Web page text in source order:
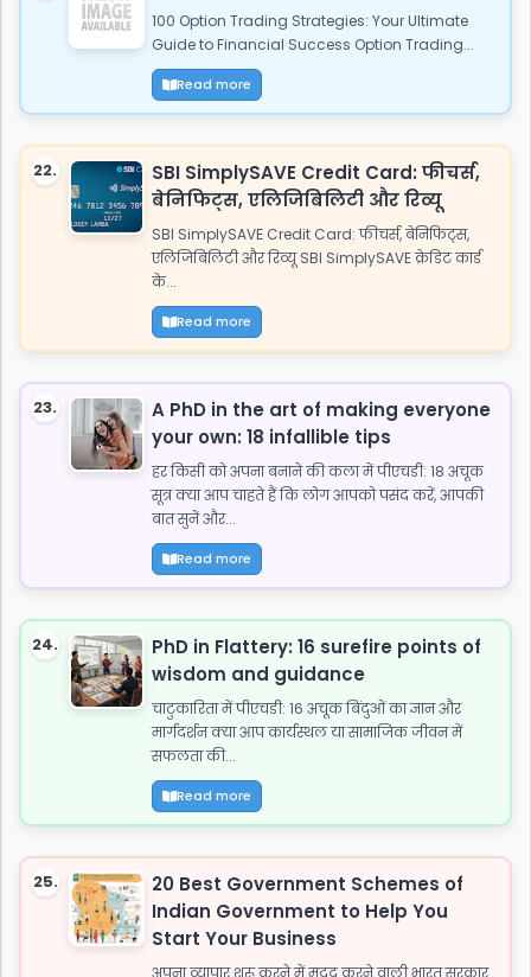
100 Option Trading Strategies: Your Ultimate
Guide to Financial Success Option Trading...
Read more
22.
SBI SimplySAVE Credit Card: फीचर्स,
बेनिफिट्स, एलिजिबिलिटी और रिव्यू
SBI SimplySAVE Credit Card: फीचर्स, बेनिफिट्स,
एलिजिबिलिटी और रिव्यू SBI SimplySAVE क्रेडिट कार्ड
के...
Read more
23.
A PhD in the art of making everyone
your own: 18 infallible tips
हर किसी को अपना बनाने की कला में पीएचडी: 18 अचूक
सूत्र क्या आप चाहते हैं कि लोग आपको पसंद करें, आपकी
बात सुनें और...
Read more
24.
PhD in Flattery: 16 surefire points of
wisdom and guidance
चाटुकारिता में पीएचडी: 16 अचूक बिंदुओं का ज्ञान और
मार्गदर्शन क्या आप कार्यस्थल या सामाजिक जीवन में
सफलता की...
Read more
25.
20 Best Government Schemes of
Indian Government to Help You
Start Your Business
अपना व्यापार शुरू करने में मदद करने वाली भारत सरकार